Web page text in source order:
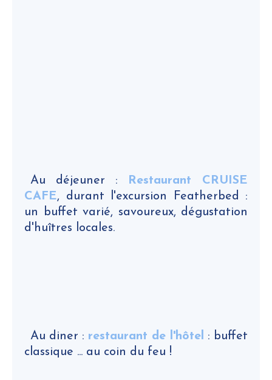
Au déjeuner : Restaurant CRUISE
CAFE, durant l'excursion Featherbed :
un buffet varié, savoureux, dégustation
d'huîtres locales.
Au diner : restaurant de l'hôtel : buffet
classique ... au coin du feu !